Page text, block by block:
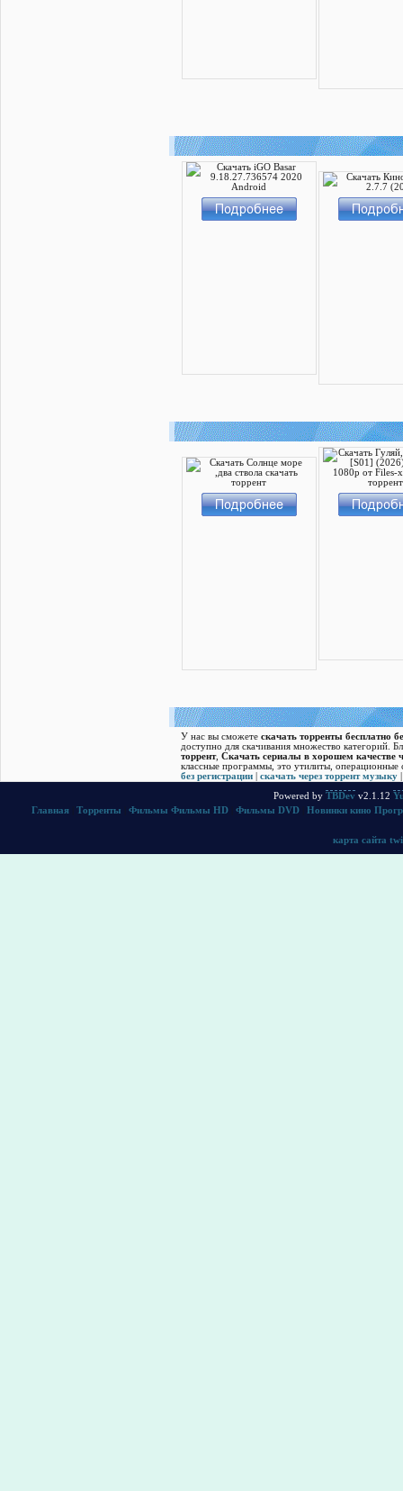
У нас вы сможете скачать торренты бесплатно
доступно для скачивания множество категорий.
торрент, Скачать cериалы в хорошем качестве
классные программы, это утилиты,
без регистрации| скачать через торрент музыку
Powered by TBDev v2.1.12
Главная
Торренты Фильмы Фильмы HD Фильмы DVD Новинки кино
карта сайта